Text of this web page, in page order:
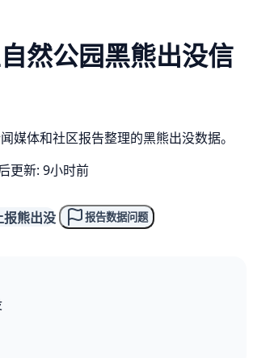
然公园黑熊出没信
媒体和社区报告整理的黑熊出没数据。
更新: 9小时前
报熊出没 报告数据问题